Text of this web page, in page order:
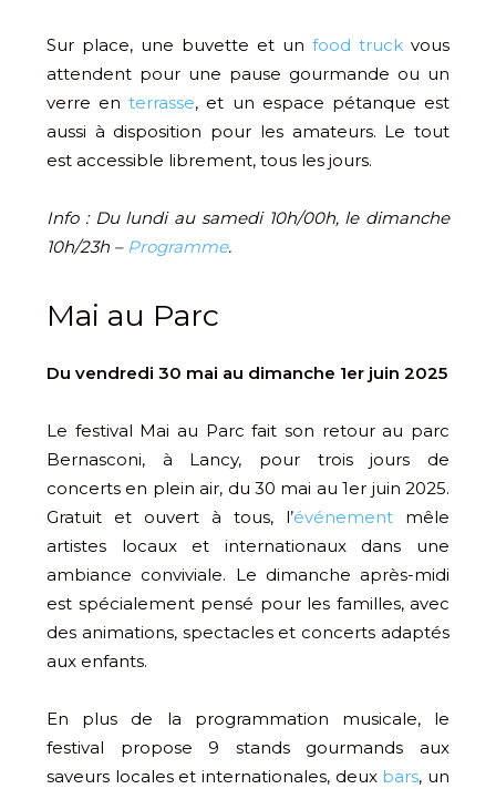
Sur place, une buvette et un food truck vous
attendent pour une pause gourmande ou un
verre enterrasse, et un espace pétanque est
aussi à disposition pour les amateurs. Le tout
est accessible librement, tous les jours.
Info : Du lundi au samedi 10h/00h, le dimanche
10h/23h – Programme.
Mai au Parc
Du vendredi 30 mai au dimanche 1er juin 2025
Le festival Mai au Parc fait son retour au parc
Bernasconi, à Lancy, pour trois jours de
concerts en plein air, du 30 mai au 1er juin 2025.
Gratuit et ouvert à tous, l’événement mêle
artistes locaux et internationaux dans une
ambiance conviviale. Le dimanche après-midi
est spécialement pensé pour les familles, avec
des animations, spectacles et concerts adaptés
aux enfants.
En plus de la programmation musicale, le
festival propose 9 stands gourmands aux
saveurs locales et internationales, deux bars, un